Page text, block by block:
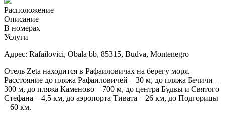
Расположение
Описание
В номерах
Услуги
Адрес: Rafailovici, Obala bb, 85315, Budva, Montenegro
Отель Zeta находится в Рафаиловичах на берегу моря.
Расстояние до пляжа Рафаиловичей – 30 м, до пляжа Бечичи –
300 м, до пляжа Каменово – 700 м, до центра Будвы и Святого
Стефана – 4,5 км, до аэропорта Тивата – 26 км, до Подгорицы
– 60 км.